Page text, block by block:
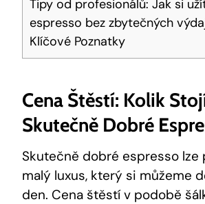
Tipy od profesionálů: Jak si
espresso bez zbytečných
Klíčové Poznatky
Cena Štěstí: Kolik
Skutečně Dobré
Skutečně dobré espresso lze
malý luxus, který si můžeme
den. Cena štěstí v podobě